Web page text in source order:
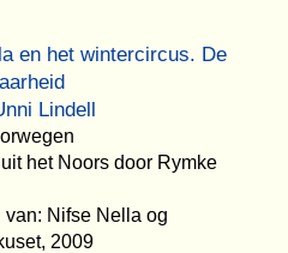
en het wintercircus. De
Lindell
het Noors door Rymke
van: Nifse Nella og
2009